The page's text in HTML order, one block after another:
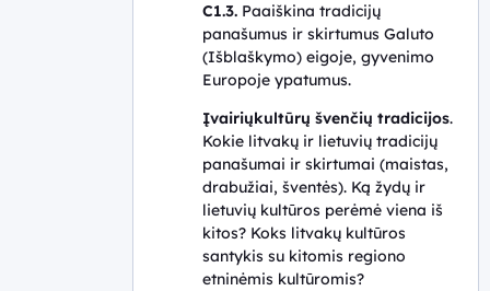
C1.3. Paaiškina tradicijų
panašumus ir skirtumus Galuto
(Išblaškymo) eigoje, gyvenimo
Europoje ypatumus.
Įvairiųkultūrų švenčių tradicijos.
Kokie litvakų ir lietuvių tradicijų
panašumai ir skirtumai (maistas,
drabužiai, šventės). Ką žydų ir
lietuvių kultūros perėmė viena iš
kitos? Koks litvakų kultūros
santykis su kitomis regiono
etninėmis kultūromis?